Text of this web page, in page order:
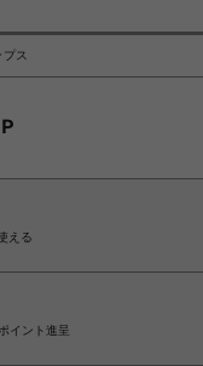
ス
える
イント進呈